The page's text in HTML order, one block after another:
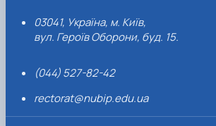
03041, Україна, м. Київ,
вул. Героїв Оборони, буд. 15.
(044) 527-82-42
rectorat@nubip.edu.ua